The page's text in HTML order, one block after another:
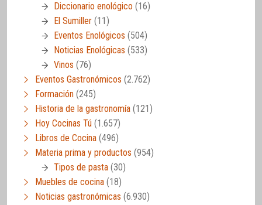
Diccionario enológico (16)
El Sumiller (11)
Eventos Enológicos (504)
Noticias Enológicas (533)
Vinos (76)
Eventos Gastronómicos (2.762)
Formación (245)
Historia de la gastronomía (121)
Hoy Cocinas Tú (1.657)
Libros de Cocina (496)
Materia prima y productos (954)
Tipos de pasta (30)
Muebles de cocina (18)
Noticias gastronómicas (6.930)